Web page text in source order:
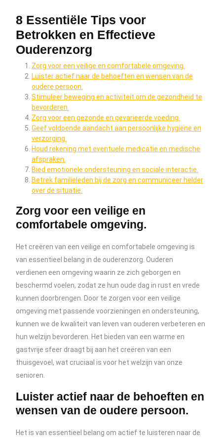
8 Essentiële Tips voor
Betrokken en Effectieve
Ouderenzorg
Zorg voor een veilige en comfortabele omgeving.
Luister actief naar de behoeften en wensen van de
oudere persoon.
Stimuleer beweging en activiteit om de gezondheid te
bevorderen.
Zorg voor een gezonde en gevarieerde voeding.
Geef voldoende aandacht aan persoonlijke hygiëne en
verzorging.
Houd rekening met eventuele medicatie en medische
afspraken.
Bied emotionele ondersteuning en sociale interactie.
Betrek familieleden bij de zorg en communiceer helder
over de situatie.
Zorg voor een veilige en
comfortabele omgeving.
Het creëren van een veilige en comfortabele omgeving is
van essentieel belang in de ouderenzorg. Ouderen
verdienen een omgeving waarin ze zich geborgen en
beschermd voelen, zodat ze hun oude dag in rust en vrede
kunnen doorbrengen. Door te zorgen voor een veilige
omgeving met passende voorzieningen en ondersteuning,
kunnen we de kwaliteit van leven van ouderen verbeteren en
hun welzijn bevorderen. Het bieden van een warme en
gastvrije sfeer draagt bij aan het creëren van een
thuisgevoel, wat cruciaal is voor het welzijn van onze
senioren.
Luister actief naar de behoeften en
wensen van de oudere persoon.
Het is van essentieel belang om actief te luisteren naar de